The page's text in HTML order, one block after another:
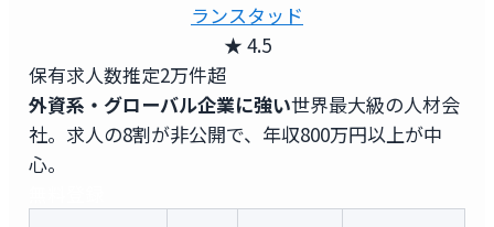
ランスタッド
★ 4.5
保有求人数推定2万件超
外資系・グローバル企業に強い世界最大級の人材会
社。求人の8割が非公開で、年収800万円以上が中
心。